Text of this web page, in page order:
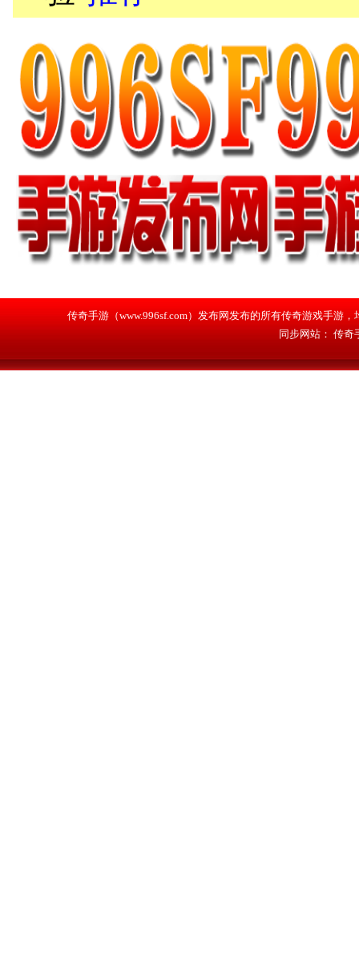
传奇手游（www.996sf.com）发布网发布的所有传奇游戏手游
同步网站：传奇